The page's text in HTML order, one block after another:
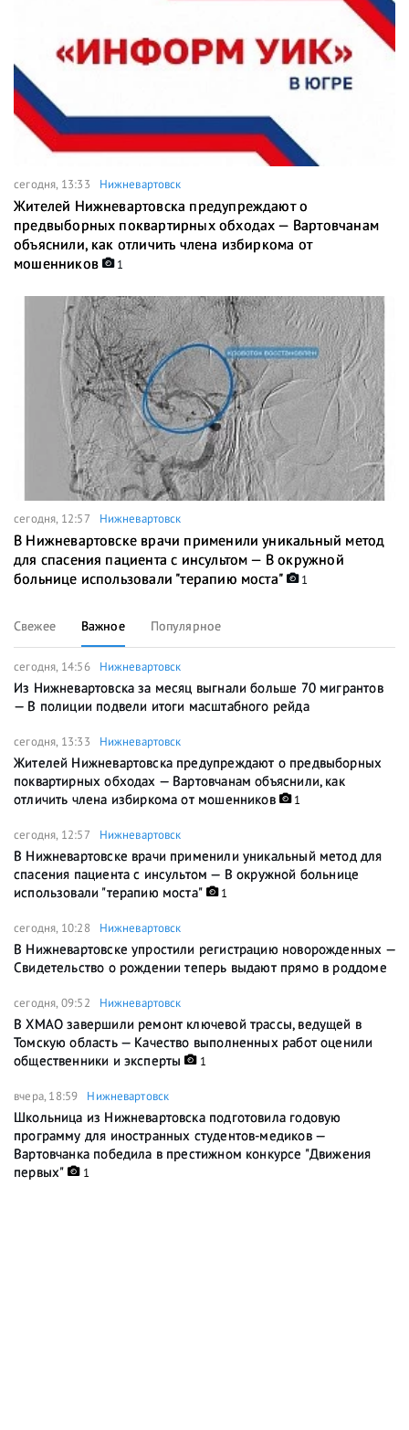
сегодня, 13:33 Нижневартовск
Жителей Нижневартовска предупреждают о
предвыборных поквартирных обходах — Вартовчанам
объяснили, как отличить члена избиркома от
мошенников
1
сегодня, 12:57 Нижневартовск
В Нижневартовске врачи применили уникальный метод
для спасения пациента с инсультом — В окружной
больнице использовали "терапию моста"
1
Свежее Важное Популярное
сегодня, 14:56 Нижневартовск
Из Нижневартовска за месяц выгнали больше 70 мигрантов
— В полиции подвели итоги масштабного рейда
сегодня, 13:33 Нижневартовск
Жителей Нижневартовска предупреждают о предвыборных
поквартирных обходах — Вартовчанам объяснили, как
отличить члена избиркома от мошенников
1
сегодня, 12:57 Нижневартовск
В Нижневартовске врачи применили уникальный метод для
спасения пациента с инсультом — В окружной больнице
использовали "терапию моста"
1
сегодня, 10:28 Нижневартовск
В Нижневартовске упростили регистрацию новорожденных —
Свидетельство о рождении теперь выдают прямо в роддоме
сегодня, 09:52 Нижневартовск
В ХМАО завершили ремонт ключевой трассы, ведущей в
Томскую область — Качество выполненных работ оценили
общественники и эксперты
1
вчера, 18:59 Нижневартовск
Школьница из Нижневартовска подготовила годовую
программу для иностранных студентов-медиков —
Вартовчанка победила в престижном конкурсе "Движения
первых"
1